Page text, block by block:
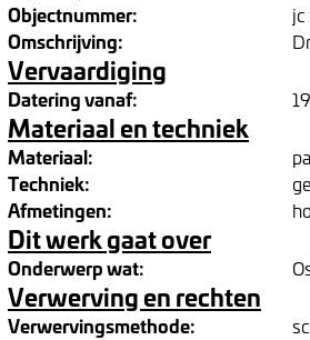
Objectnummer: jc
Omschrijving:
Vervaardiging
Datering vanaf:
Materiaal en techniek
Materiaal:
Techniek:
Afmetingen:
Dit werk gaat over
Onderwerp wat:
Verwerving en rechten
Verwervingsmethode: